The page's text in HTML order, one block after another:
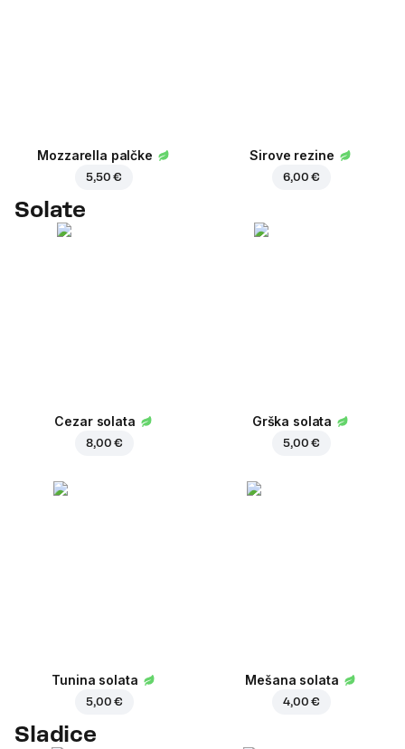
Mozzarella palčke
5,50 €
Sirove rezine
6,00 €
Solate
Cezar solata
8,00 €
Grška solata
5,00 €
Tunina solata
5,00 €
Mešana solata
4,00 €
Sladice